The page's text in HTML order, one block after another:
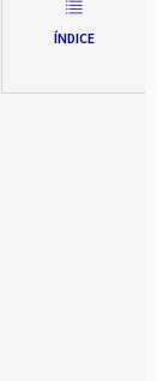
ÍNDICE